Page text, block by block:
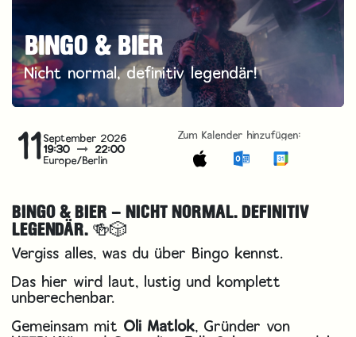
BINGO & BIER
Nicht normal, definitiv legendär!
11September 2026
19:30 22:00
Europe/Berlin
Zum Kalender hinzufügen:
BINGO & BIER – NICHT NORMAL. DEFINITIV
LEGENDÄR. 🍻🎲
Vergiss alles, was du über Bingo kennst.
Das hier wird laut, lustig und komplett
unberechenbar.
Gemeinsam mit Oli Matlok, Gründer von